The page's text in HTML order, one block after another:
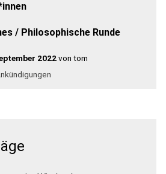
/ Philosophische Runde
2022von tom